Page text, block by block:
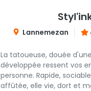
Lannemezan
La tatoueuse, douée
développée ressent vos
personne. Rapide,
affûtée, elle vie, dort et